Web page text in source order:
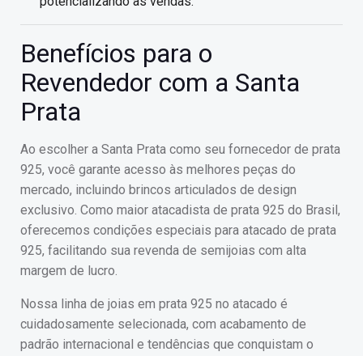
Benefícios para o
Revendedor com a Santa
Prata
Ao escolher a Santa Prata como seu fornecedor de prata
925, você garante acesso às melhores peças do
mercado, incluindo brincos articulados de design
exclusivo. Como maior atacadista de prata 925 do Brasil,
oferecemos condições especiais para atacado de prata
925, facilitando sua revenda de semijoias com alta
margem de lucro.
Nossa linha de joias em prata 925 no atacado é
cuidadosamente selecionada, com acabamento de
padrão internacional e tendências que conquistam o